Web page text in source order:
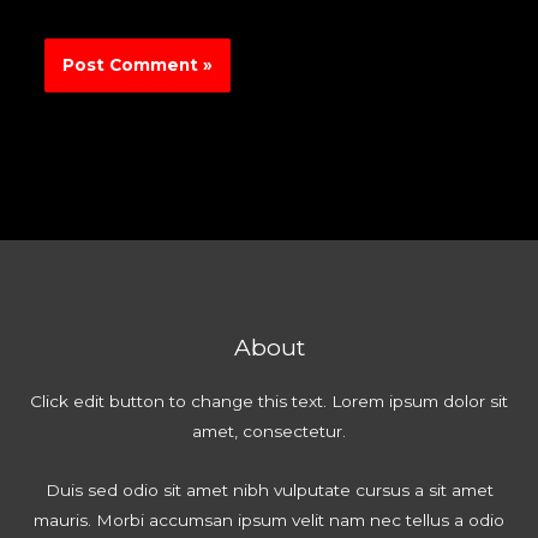
About
Click edit button to change this text. Lorem ipsum dolor sit
amet, consectetur.
Duis sed odio sit amet nibh vulputate cursus a sit amet
mauris. Morbi accumsan ipsum velit nam nec tellus a odio